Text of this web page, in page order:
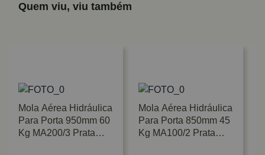
Quem viu, viu também
Mola Aérea Hidráulica
Para Porta 950mm 60
Kg MA200/3 Prata
Mola Aérea Hidráulica
Para Porta 850mm 45
Kg MA100/2 Prata